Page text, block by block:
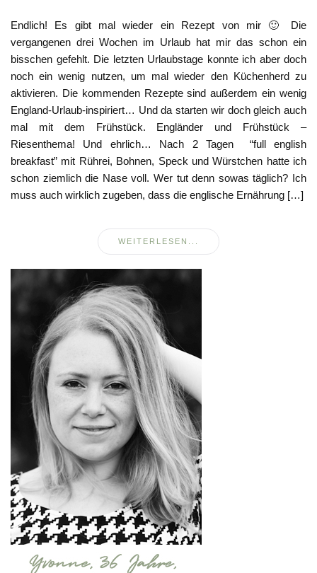
Endlich! Es gibt mal wieder ein Rezept von mir 🙂 Die
vergangenen drei Wochen im Urlaub hat mir das schon ein
bisschen gefehlt. Die letzten Urlaubstage konnte ich aber doch
noch ein wenig nutzen, um mal wieder den Küchenherd zu
aktivieren. Die kommenden Rezepte sind außerdem ein wenig
England-Urlaub-inspiriert… Und da starten wir doch gleich auch
mal mit dem Frühstück. Engländer und Frühstück –
Riesenthema! Und ehrlich… Nach 2 Tagen “full english
breakfast” mit Rührei, Bohnen, Speck und Würstchen hatte ich
schon ziemlich die Nase voll. Wer tut denn sowas täglich? Ich
muss auch wirklich zugeben, dass die englische Ernährung […]
WEITERLESEN...